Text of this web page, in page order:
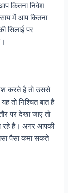
कितना निवेश
में आप कितना
सिलाई पर
करते है तो उससे
तो निश्चित बात है
पर देखा जाए तो
रहे है। अगर आपकी
पैसा कमा सकते